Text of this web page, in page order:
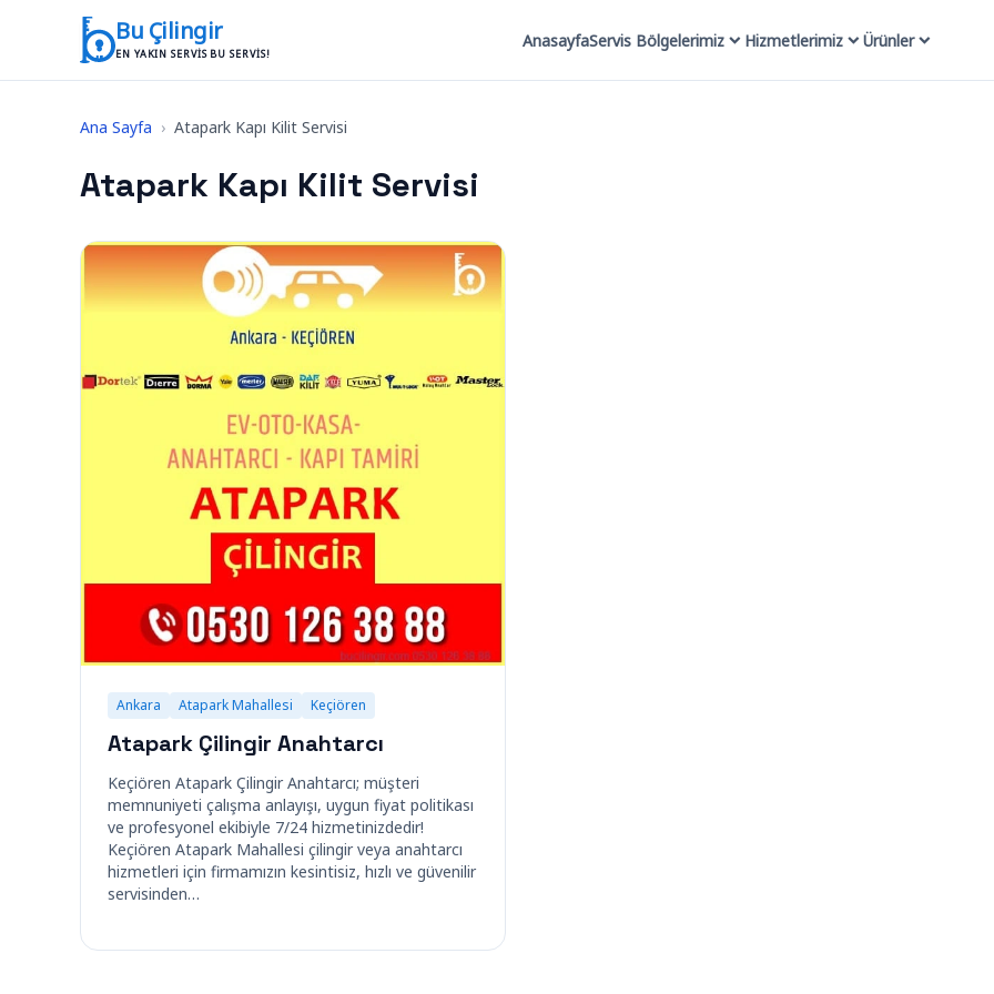
İçeriğe geç
Bu Çilingir
EN YAKIN SERVIS BU SERVIS!
AnasayfaServis Bölgelerimiz Hizmetlerimiz Ürünler
Ana Sayfa › Atapark Kapı Kilit Servisi
Atapark Kapı Kilit Servisi
Ankara Atapark Mahallesi Keçiören
Atapark Çilingir Anahtarcı
Keçiören Atapark Çilingir Anahtarcı; müşteri
memnuniyeti çalışma anlayışı, uygun fiyat politikası
ve profesyonel ekibiyle 7/24 hizmetinizdedir!
Keçiören Atapark Mahallesi çilingir veya anahtarcı
hizmetleri için firmamızın kesintisiz, hızlı ve güvenilir
servisinden…